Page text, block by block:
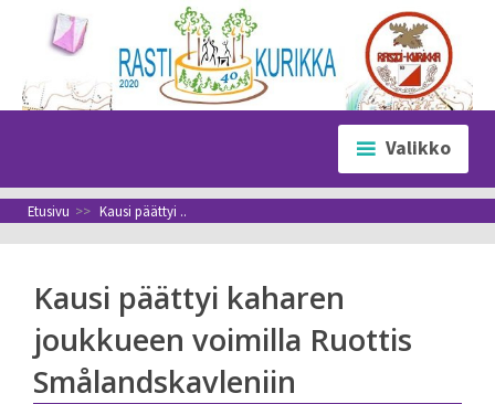
sisältöön
Valikko
Etusivu >> Kausi päättyi ..
Kausi päättyi kaharen
joukkueen voimilla Ruottis
Smålandskavleniin